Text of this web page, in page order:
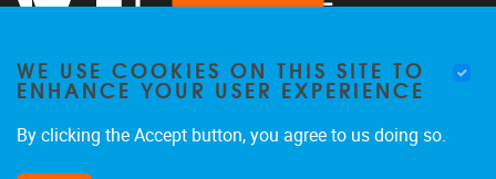
WE USE COOKIES ON THIS SITE TO
ENHANCE YOUR USER EXPERIENCE
By clicking the Accept button, you agree to us doing so.